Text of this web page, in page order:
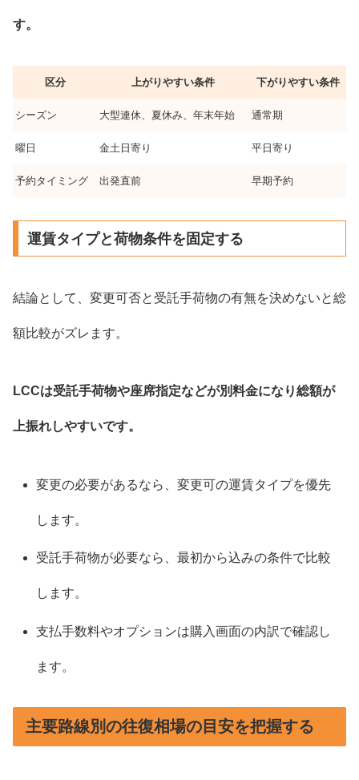
す。
区分 上がりやすい条件 下がりやすい条件
シーズン 大型連休、夏休み、年末年始 通常期
曜日 金土日寄り 平日寄り
予約タイミング 出発直前 早期予約
運賃タイプと荷物条件を固定する
結論として、変更可否と受託手荷物の有無を決めないと総
額比較がズレます。
LCCは受託手荷物や座席指定などが別料金になり総額が
上振れしやすいです。
変更の必要があるなら、変更可の運賃タイプを優先
します。
受託手荷物が必要なら、最初から込みの条件で比較
します。
支払手数料やオプションは購入画面の内訳で確認し
ます。
主要路線別の往復相場の目安を把握する